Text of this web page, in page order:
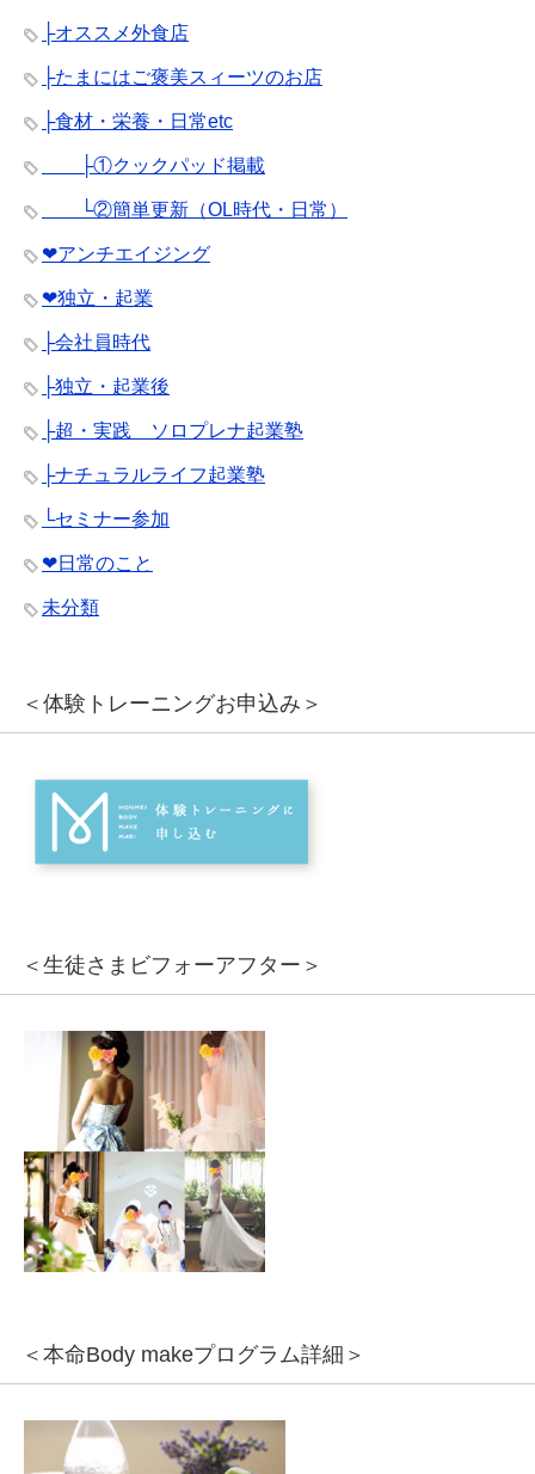
├オススメ外食店
├たまにはご褒美スィーツのお店
├食材・栄養・日常etc
├①クックパッド掲載
└②簡単更新（OL時代・日常）
❤︎アンチエイジング
❤︎独立・起業
├会社員時代
├独立・起業後
├超・実践 ソロプレナ起業塾
├ナチュラルライフ起業塾
└セミナー参加
❤︎日常のこと
未分類
＜体験トレーニングお申込み＞
＜生徒さまビフォーアフター＞
＜本命Body makeプログラム詳細＞